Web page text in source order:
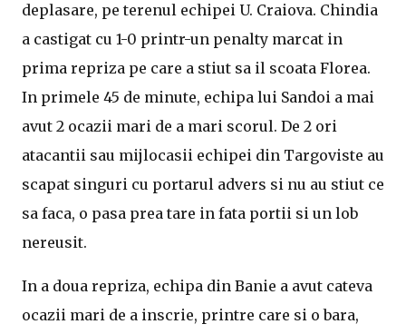
deplasare, pe terenul echipei U. Craiova. Chindia
a castigat cu 1-0 printr-un penalty marcat in
prima repriza pe care a stiut sa il scoata Florea.
In primele 45 de minute, echipa lui Sandoi a mai
avut 2 ocazii mari de a mari scorul. De 2 ori
atacantii sau mijlocasii echipei din Targoviste au
scapat singuri cu portarul advers si nu au stiut ce
sa faca, o pasa prea tare in fata portii si un lob
nereusit.
In a doua repriza, echipa din Banie a avut cateva
ocazii mari de a inscrie, printre care si o bara,